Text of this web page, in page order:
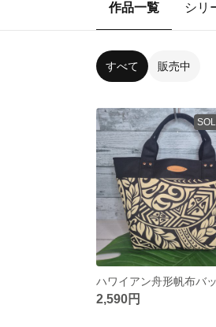
作品一覧 シリ
すべて 販売中
2,590円